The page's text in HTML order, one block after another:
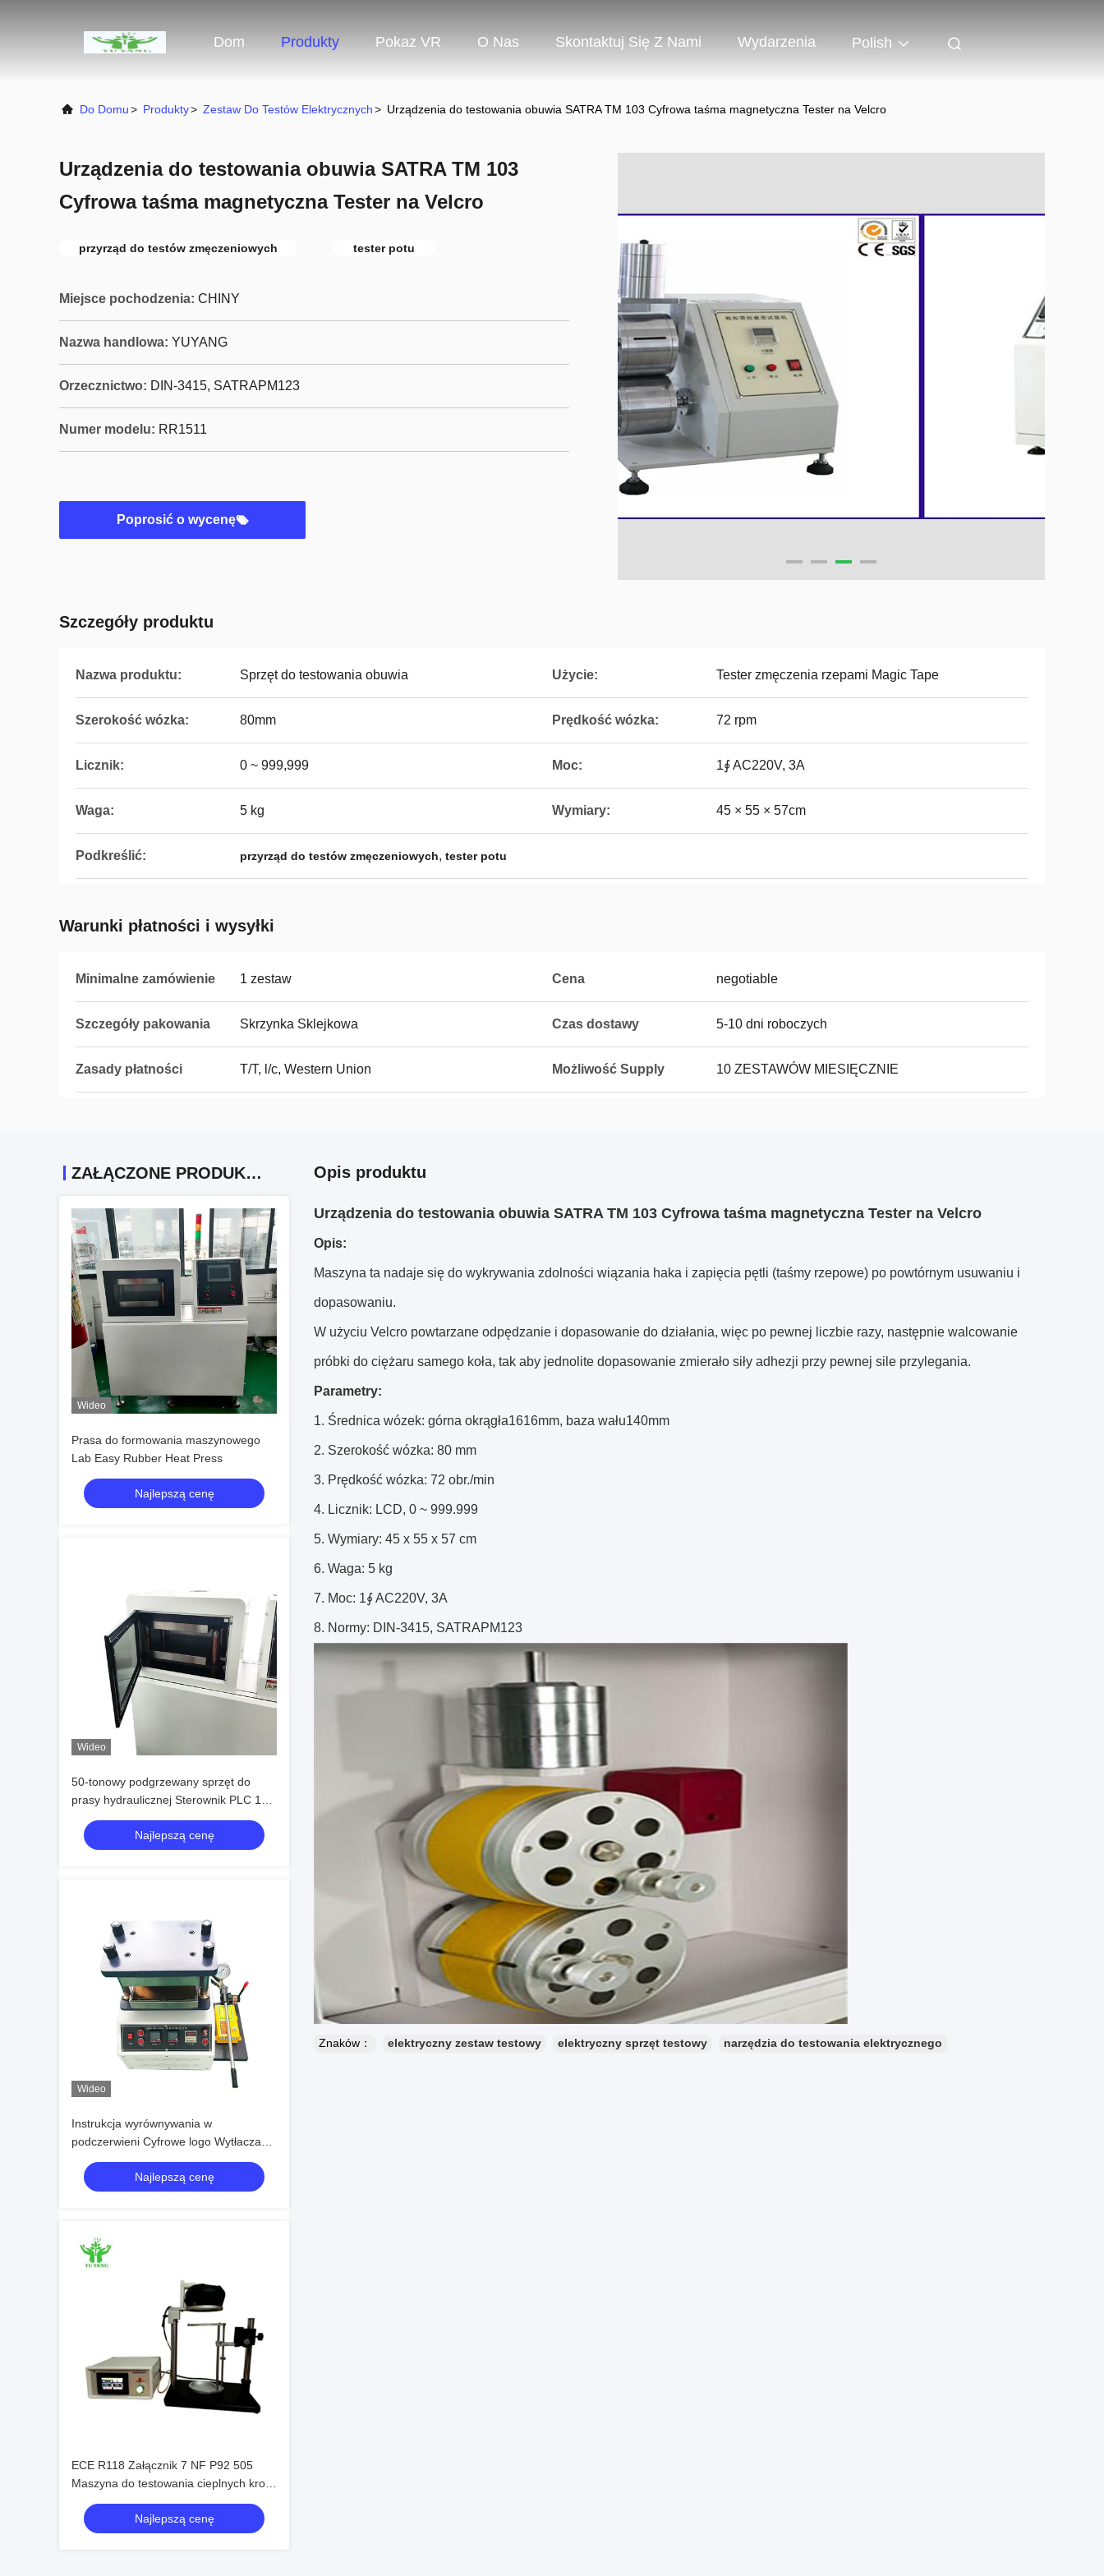
Dom Produkty Pokaz VR O Nas Skontaktuj Się Z Nami Wydarzenia Polish
Do Domu> Produkty> Zestaw Do Testów Elektrycznych> Urządzenia do testowania obuwia SATRA TM 103 Cyfrowa taśma magnetyczna Tester na Velcro
Urządzenia do testowania obuwia SATRA TM 103
Cyfrowa taśma magnetyczna Tester na Velcro
przyrząd do testów zmęczeniowych tester potu
Miejsce pochodzenia: CHINY
Nazwa handlowa: YUYANG
Orzecznictwo: DIN-3415, SATRAPM123
Numer modelu: RR1511
Poprosić o wycenę
Szczegóły produktu
Nazwa produktu: Sprzęt do testowania obuwia Użycie: Tester zmęczenia rzepami Magic Tape
Szerokość wózka: 80mm Prędkość wózka: 72 rpm
Licznik: 0 ~ 999,999 Moc: 1∮ AC220V, 3A
Waga: 5 kg Wymiary: 45 × 55 × 57cm
Podkreślić: przyrząd do testów zmęczeniowych, tester potu
Warunki płatności i wysyłki
Minimalne zamówienie 1 zestaw Cena negotiable
Szczegóły pakowania Skrzynka Sklejkowa Czas dostawy 5-10 dni roboczych
Zasady płatności T/T, l/c, Western Union Możliwość Supply 10 ZESTAWÓW MIESIĘCZNIE
ZAŁĄCZONE PRODUKTY
Wideo
Prasa do formowania maszynowego
Lab Easy Rubber Heat Press
Najlepszą cenę
Wideo
50-tonowy podgrzewany sprzęt do
prasy hydraulicznej Sterownik PLC 160
* 90 * 180 cm
Najlepszą cenę
Wideo
Instrukcja wyrównywania w
podczerwieni Cyfrowe logo Wytłaczanie
Prasa termiczna Maszyna do tłoczenia
na gorąco
Najlepszą cenę
ECE R118 Załącznik 7 NF P92 505
Maszyna do testowania cieplnych kropli
roztopu promieniowania
Najlepszą cenę
Opis produktu
Urządzenia do testowania obuwia SATRA TM 103 Cyfrowa taśma magnetyczna Tester na Velcro
Opis:
Maszyna ta nadaje się do wykrywania zdolności wiązania haka i zapięcia pętli (taśmy rzepowe) po powtórnym usuwaniu i
dopasowaniu.
W użyciu Velcro powtarzane odpędzanie i dopasowanie do działania, więc po pewnej liczbie razy, następnie walcowanie
próbki do ciężaru samego koła, tak aby jednolite dopasowanie zmierało siły adhezji przy pewnej sile przylegania.
Parametry:
1. Średnica wózek: górna okrągła1616mm, baza wału140mm
2. Szerokość wózka: 80 mm
3. Prędkość wózka: 72 obr./min
4. Licznik: LCD, 0 ~ 999.999
5. Wymiary: 45 x 55 x 57 cm
6. Waga: 5 kg
7. Moc: 1∮ AC220V, 3A
8. Normy: DIN-3415, SATRAPM123
Znaków： elektryczny zestaw testowy elektryczny sprzęt testowy narzędzia do testowania elektrycznego